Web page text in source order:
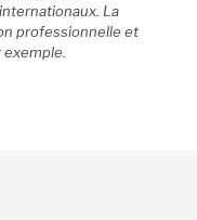
La
professionnelle et